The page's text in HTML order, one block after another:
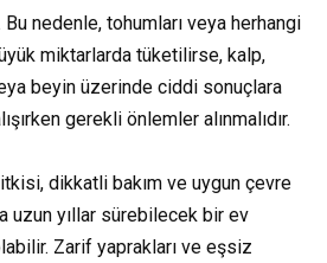
nedenle, tohumları veya herhangi
miktarlarda tüketilirse, kalp,
beyin üzerinde ciddi sonuçlara
gerekli önlemler alınmalıdır.
dikkatli bakım ve uygun çevre
uzun yıllar sürebilecek bir ev
Zarif yaprakları ve eşsiz